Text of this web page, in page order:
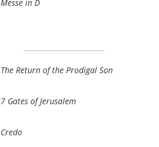
Messe in D
The Return of the Prodigal Son
7 Gates of Jerusalem
Credo